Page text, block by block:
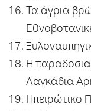
Τα άγρια
Η
Λαγκάδια
Ηπειρώτικο